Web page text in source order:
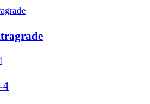
4